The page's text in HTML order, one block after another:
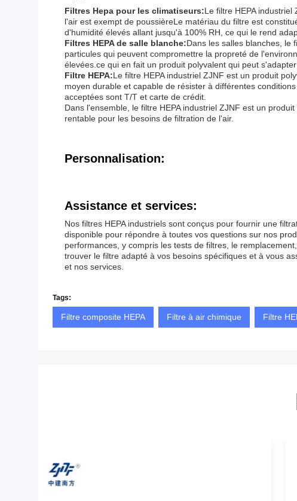
Filtres Hepa pour les climatiseurs:Le filtre HEPA
l'air est exempt de poussièreLe matériau du filtre est
d'humidité élevés allant jusqu'à 100% RH, ce qui le rend
Filtres HEPA de salle blanche:Dans les salles blanches, le
particules qui peuvent compromettre la propreté de
élevées.ce qui en fait un produit polyvalent qui peut
Filtre HEPA:Le filtre HEPA industriel ZJNF est un produit
moyen durable et capable de résister à différentes
acceptées sont T/T et carte de crédit.
Dans l'ensemble, le filtre HEPA industriel ZJNF est un
rentable pour les besoins de filtration de l'air.
Personnalisation:
Assistance et services:
Nos filtres HEPA industriels sont conçus pour fournir une
disponible pour répondre à toutes vos questions sur nos
performances, y compris les tests de filtres, le
trouver le filtre adapté à vos besoins spécifiques et à vous
et nos services.
Tags:
Filtre composite HEPA Filtre à air chimique Filtre